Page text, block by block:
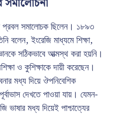
প্রবল সমালোচক ছিলেন। ১৮৯৩
বলেন, ইংরেজি মাধ্যমে শিক্ষা,
সঠিকভাবে আত্মস্থ করা হয়নি।
ও কুশিক্ষাকে দায়ী করেছেন।
মধ্য দিয়ে ঔপনিবেশিক
দেখতে পাওয়া যায়। যেমন-
মধ্য দিয়েই পাশ্চাত্যের